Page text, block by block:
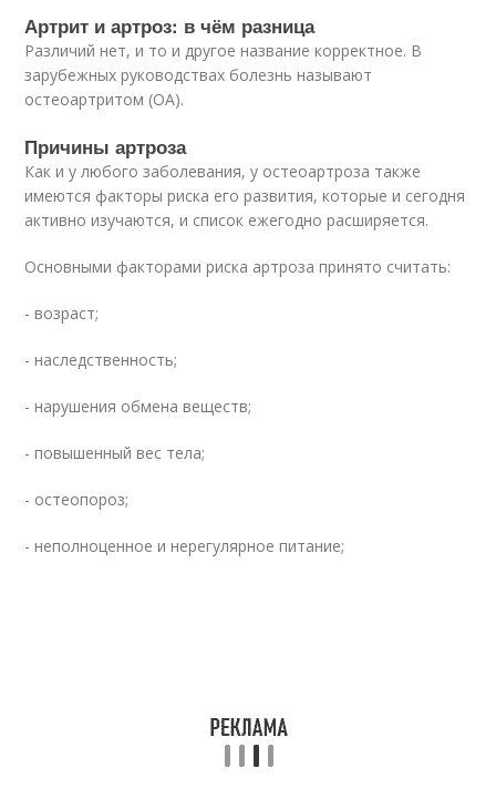
Артрит и артроз: в чём разница
Различий нет, и то и другое название корректное. В
зарубежных руководствах болезнь называют
остеоартритом (ОА).
Причины артроза
Как и у любого заболевания, у остеоартроза также
имеются факторы риска его развития, которые и сегодня
активно изучаются, и список ежегодно расширяется.
Основными факторами риска артроза принято считать:
- возраст;
- наследственность;
- нарушения обмена веществ;
- повышенный вес тела;
- остеопороз;
- неполноценное и нерегулярное питание;